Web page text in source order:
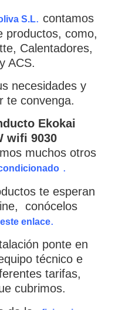
S.L. contamos
productos, como,
Calentadores,
ACS.
necesidades y
te convenga.
Ekokai
wifi 9030
muchos otros
.
te esperan
conócelos
este enlace.
ponte en
técnico e
tarifas,
cubrimos.